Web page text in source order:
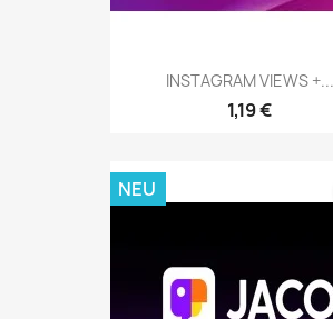
INSTAGRAM VIEWS +...
1,19 €
NEU